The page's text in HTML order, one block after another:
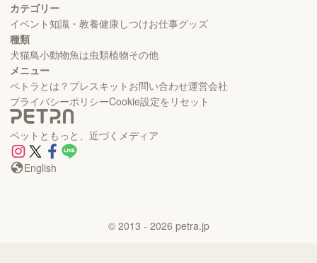
カテゴリー
イベント知識・教養健康しつけお仕事グッズ
種類
犬猫鳥小動物魚は虫類植物その他
メニュー
ペトラとは？ プレスキット お問い合わせ運営会社
プライバシーポリシーCookie設定をリセット
ペットともっと、近づくメディア
English
© 2013 - 2026 petra.jp